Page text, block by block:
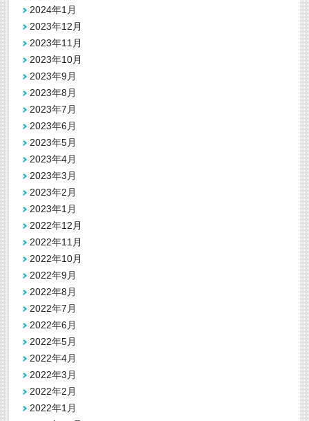
2024年1月
2023年12月
2023年11月
2023年10月
2023年9月
2023年8月
2023年7月
2023年6月
2023年5月
2023年4月
2023年3月
2023年2月
2023年1月
2022年12月
2022年11月
2022年10月
2022年9月
2022年8月
2022年7月
2022年6月
2022年5月
2022年4月
2022年3月
2022年2月
2022年1月